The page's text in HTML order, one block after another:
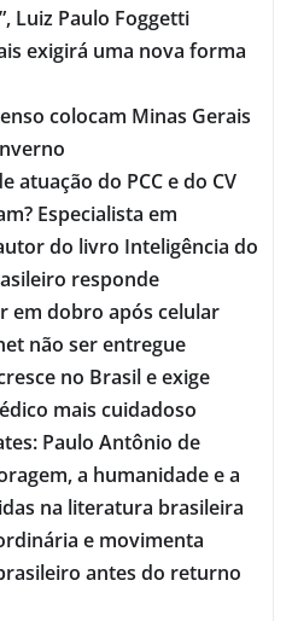
Luiz Paulo Foggetti
exigirá uma nova forma
colocam Minas Gerais
atuação do PCC e do CV
Especialista em
do livro Inteligência do
responde
em dobro após celular
não ser entregue
no Brasil e exige
mais cuidadoso
Paulo Antônio de
a humanidade e a
na literatura brasileira
e movimenta
antes do returno